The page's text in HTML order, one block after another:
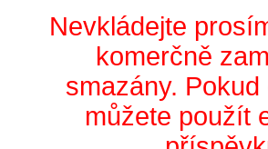
Nevkládejte
komerčně
smazány.
můžete použít